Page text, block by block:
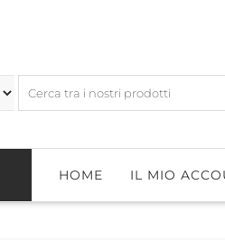
HOME IL MIO